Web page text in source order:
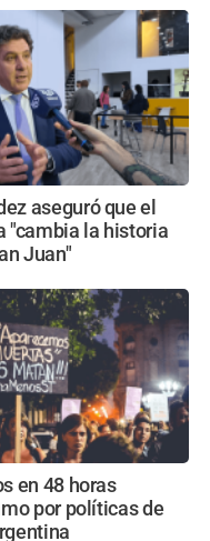
aseguró que el
"cambia la historia
Juan"
en 48 horas
por políticas de